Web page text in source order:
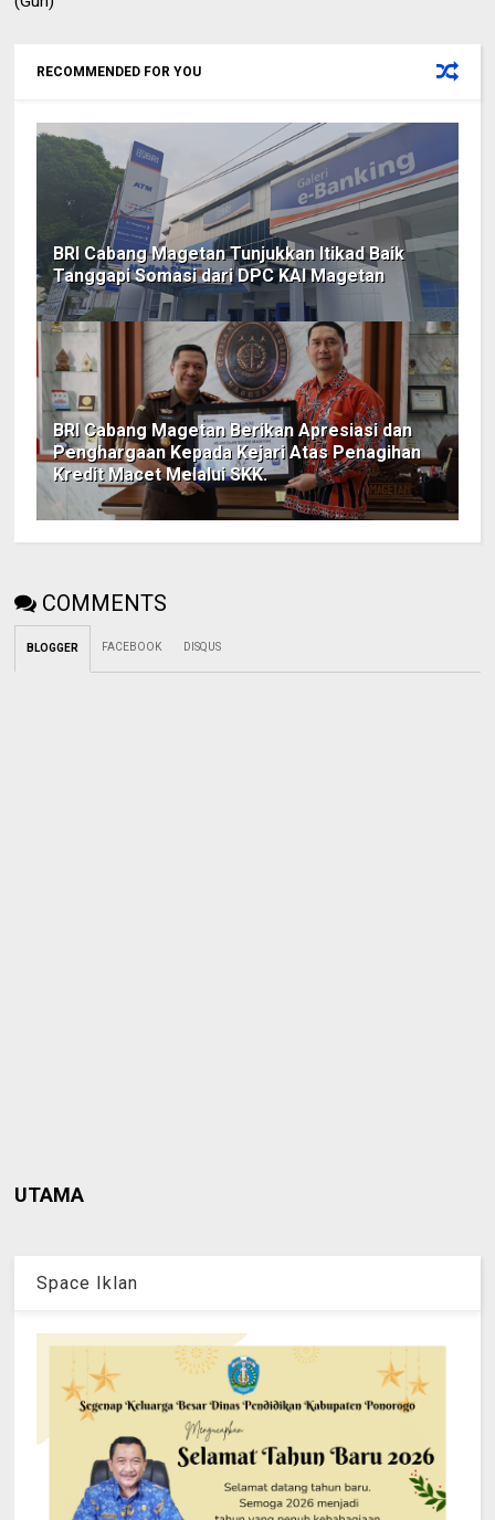
RECOMMENDED FOR YOU
BRI Cabang Magetan Tunjukkan Itikad Baik
Tanggapi Somasi dari DPC KAI Magetan
BRI Cabang Magetan Berikan Apresiasi dan
Penghargaan Kepada Kejari Atas Penagihan
Kredit Macet Melalui SKK.
COMMENTS
BLOGGER FACEBOOK DISQUS
UTAMA
Space Iklan